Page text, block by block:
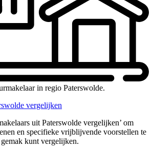
in regio Paterswolde.
vergelijken
uit Paterswolde vergelijken’ om
en specifieke vrijblijvende voorstellen te
kunt vergelijken.